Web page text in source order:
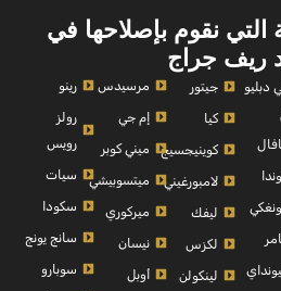
التي نقوم بإصلاحها في
ريف جراج
دبليو
جيتور
كيا
كوينيجسيج
لامبورغيني
ليفك
لكزس
لينكولن
مرسيدس
إم جي
ميني كوبر
ميتسوبيشي
ميركوري
نيسان
أوبل
رينو
رولز
رويس
سيات
سكودا
سانج يونج
سوبارو